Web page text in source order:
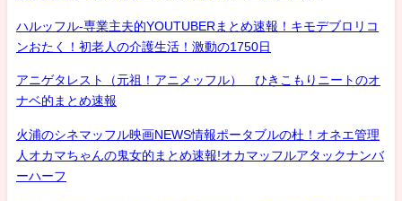
ハルッフル-専業主夫的YOUTUBERまとめ速報！キモデブロリコ
ンおたく！初老人の介護生活！激動の1750日
アニゲタレスト（元祖！アニメッフル） ひきこもりニートのオ
ナベ的まとめ速報
火浦のシネマッフル映画NEWS情報ポータブルの杜！オネエ管理
人オカマちゃんの鬼女的まとめ速報!オカマッフルアタックナンバ
ーハーフ